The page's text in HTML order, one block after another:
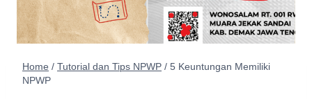
Home / Tutorial dan Tips NPWP / 5 Keuntungan Memiliki
NPWP